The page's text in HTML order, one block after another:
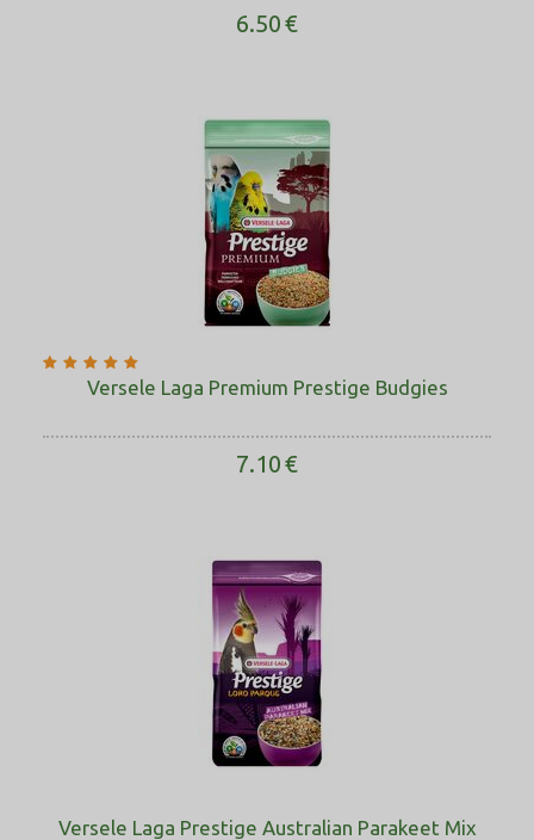
6.50€
Versele Laga Premium Prestige Budgies
7.10€
Versele Laga Prestige Australian Parakeet Mix